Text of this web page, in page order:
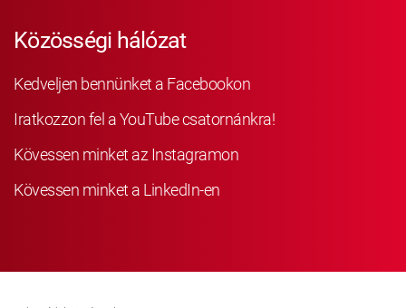
Közösségi hálózat
Kedveljen bennünket a Facebookon
Iratkozzon fel a YouTube csatornánkra!
Kövessen minket az Instagramon
Kövessen minket a LinkedIn-en